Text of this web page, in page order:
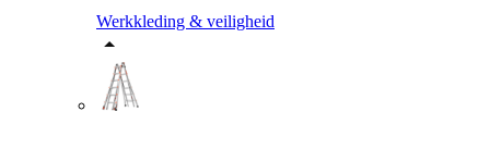
Werkkleding & veiligheid